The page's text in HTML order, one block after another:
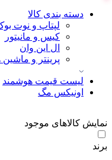
دسته بندی کالا
لپتاپ و نوت
کیس و مانیتور
ال این وان
پرینتر و
لیست قیمت هوشمند
اونیکس مگ
نمایش کالاهای موجود
برند